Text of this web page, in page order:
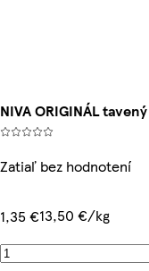
NIVA ORIGINÁL
Zatiaľ bez hodnotení
1,35 €13,50 €/kg